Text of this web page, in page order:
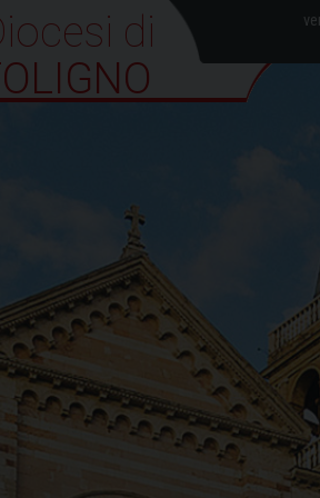
di Foligno